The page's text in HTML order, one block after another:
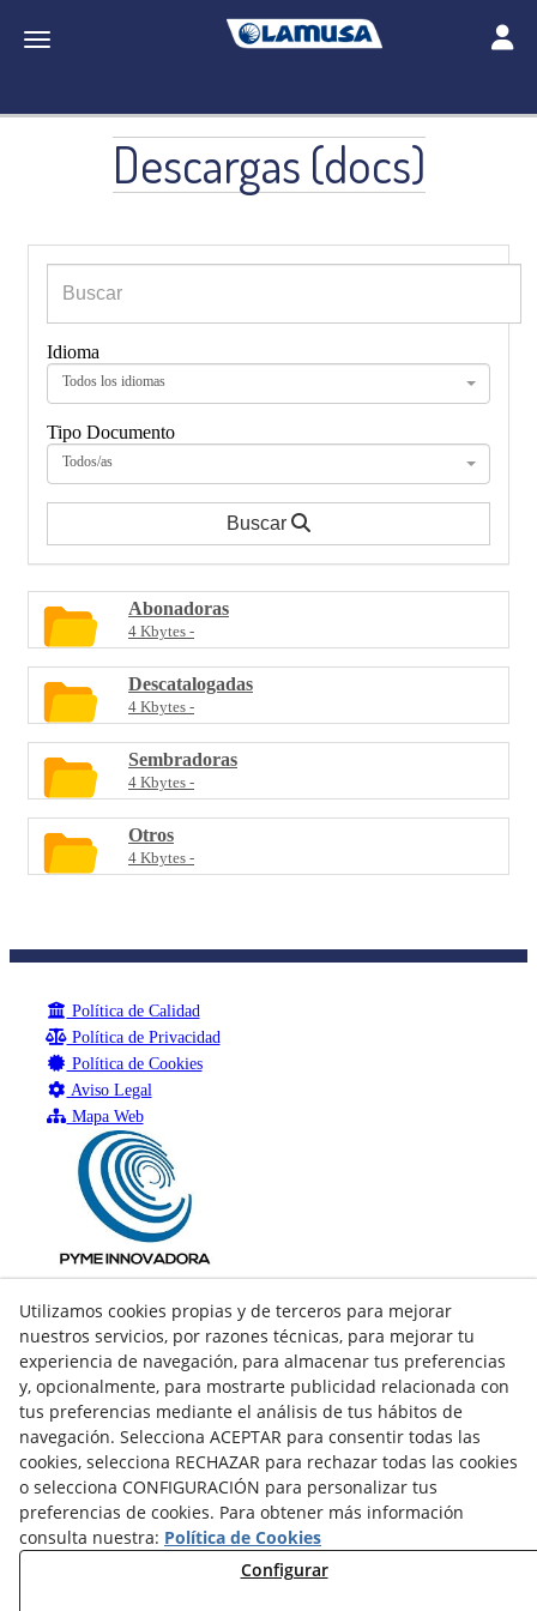
Toggle navigation
Descargas (docs)
Idioma
Todos los idiomas
Tipo Documento
Todos/as
Buscar
Abonadoras
4 Kbytes
Descatalogadas
4 Kbytes
Sembradoras
4 Kbytes
Otros
4 Kbytes
Política de Calidad
Política de Privacidad
Política de Cookies
Aviso Legal
Mapa Web
Utilizamos cookies propias y de terceros para mejorar
nuestros servicios, por razones técnicas, para mejorar tu
experiencia de navegación, para almacenar tus preferencias
y, opcionalmente, para mostrarte publicidad relacionada con
tus preferencias mediante el análisis de tus hábitos de
navegación. Selecciona ACEPTAR para consentir todas las
cookies, selecciona RECHAZAR para rechazar todas las cookies
o selecciona CONFIGURACIÓN para personalizar tus
preferencias de cookies. Para obtener más información
consulta nuestra: Política de Cookies
Configurar